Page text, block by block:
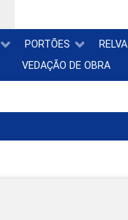
PORTÕES RELVA
VEDAÇÃO DE OBRA